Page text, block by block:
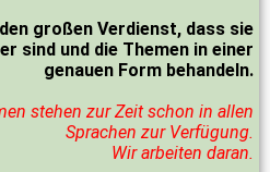
großen Verdienst, dass sie
sind und die Themen in einer
genauen Form behandeln.
stehen zur Zeit schon in allen
Sprachen zur Verfügung.
Wir arbeiten daran.